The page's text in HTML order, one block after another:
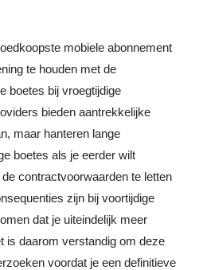
mobiele abonnement
te houden met de
boetes bij vroegtijdige
bieden aantrekkelijke
maar hanteren lange
boetes als je eerder wilt
contractvoorwaarden te letten
zijn bij voortijdige
dat je uiteindelijk meer
is daarom verstandig om deze
voordat je een definitieve